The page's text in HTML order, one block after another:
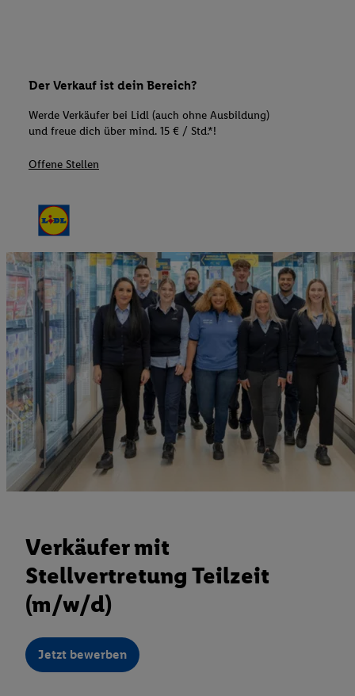
Der Verkauf ist dein Bereich?
Werde Verkäufer bei Lidl (auch ohne Ausbildung)
und freue dich über mind. 15 € / Std.*!
Offene Stellen
Verkäufer mit
Stellvertretung Teilzeit
(m/w/d)
Jetzt bewerben